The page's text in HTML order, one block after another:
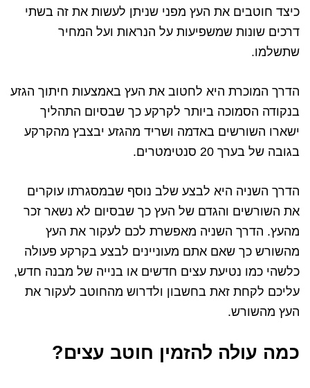
כיצד חוטבים את העץ מפני שניתן לעשות את זה בשתי
דרכים שונות שמשפיעות על הנראות ועל המחיר
שתשלמו.
הדרך המוכרת היא לחטוב את העץ באמצעות חיתוך הגזע
בנקודה הסמוכה ביותר לקרקע כך שבסיום התהליך
ישארו השורשים באדמה ושריד מהגזע יבצבץ מהקרקע
בגובה של בערך 20 סנטימטרים.
הדרך השניה היא לבצע שלב נוסף שבמסגרתו עוקרים
את השורשים והגדם של העץ כך שבסיום לא נשאר זכר
מהעץ. הדרך השניה מאפשרת לכם לעקור את העץ
מהשורש כך שאם אתם מעוניינים לבצע בקרקע פעולה
כלשהי כמו נטיעת עצים חדשים או בנייה של מבנה חדש,
עליכם לקחת זאת בחשבון ולדרוש מהחוטב לעקור את
העץ מהשורש.
כמה עולה להזמין חוטב עצים?